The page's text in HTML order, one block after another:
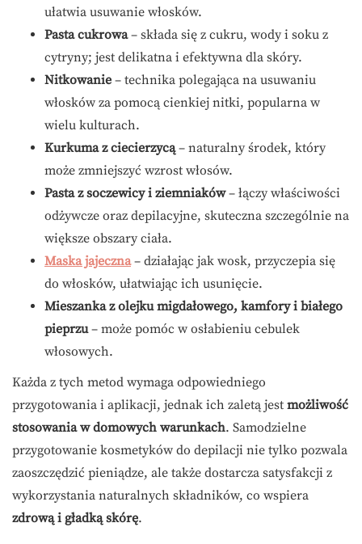
ułatwia usuwanie włosków.
Pasta cukrowa– składa się z cukru, wody i soku z
cytryny; jest delikatna i efektywna dla skóry.
Nitkowanie – technika polegająca na usuwaniu
włosków za pomocą cienkiej nitki, popularna w
wielu kulturach.
Kurkuma z ciecierzycą– naturalny środek, który
może zmniejszyć wzrost włosów.
Pasta z soczewicy i ziemniaków– łączy właściwości
odżywcze oraz depilacyjne, skuteczna szczególnie na
większe obszary ciała.
Maska jajeczna– działając jak wosk, przyczepia się
do włosków, ułatwiając ich usunięcie.
Mieszanka z olejku migdałowego, kamfory i białego
pieprzu– może pomóc w osłabieniu cebulek
włosowych.
Każda z tych metod wymaga odpowiedniego
przygotowania i aplikacji, jednak ich zaletą jest możliwość
stosowania w domowych warunkach. Samodzielne
przygotowanie kosmetyków do depilacji nie tylko pozwala
zaoszczędzić pieniądze, ale także dostarcza satysfakcji z
wykorzystania naturalnych składników, co wspiera
zdrową i gładką skórę.